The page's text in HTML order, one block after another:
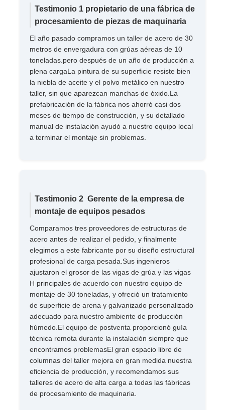
Testimonio 1 propietario de una fábrica de
procesamiento de piezas de maquinaria
El año pasado compramos un taller de acero de 30
metros de envergadura con grúas aéreas de 10
toneladas.pero después de un año de producción a
plena cargaLa pintura de su superficie resiste bien
la niebla de aceite y el polvo metálico en nuestro
taller, sin que aparezcan manchas de óxido.La
prefabricación de la fábrica nos ahorró casi dos
meses de tiempo de construcción, y su detallado
manual de instalación ayudó a nuestro equipo local
a terminar el montaje sin problemas.
Testimonio 2  Gerente de la empresa de
montaje de equipos pesados
Comparamos tres proveedores de estructuras de
acero antes de realizar el pedido, y finalmente
elegimos a este fabricante por su diseño estructural
profesional de carga pesada.Sus ingenieros
ajustaron el grosor de las vigas de grúa y las vigas
H principales de acuerdo con nuestro equipo de
montaje de 30 toneladas, y ofreció un tratamiento
de superficie de arena y galvanizado personalizado
adecuado para nuestro ambiente de producción
húmedo.El equipo de postventa proporcionó guía
técnica remota durante la instalación siempre que
encontramos problemasEl gran espacio libre de
columnas del taller mejora en gran medida nuestra
eficiencia de producción, y recomendamos sus
talleres de acero de alta carga a todas las fábricas
de procesamiento de maquinaria.